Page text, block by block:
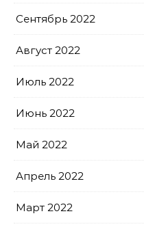
Сентябрь 2022
Август 2022
Июль 2022
Июнь 2022
Май 2022
Апрель 2022
Март 2022